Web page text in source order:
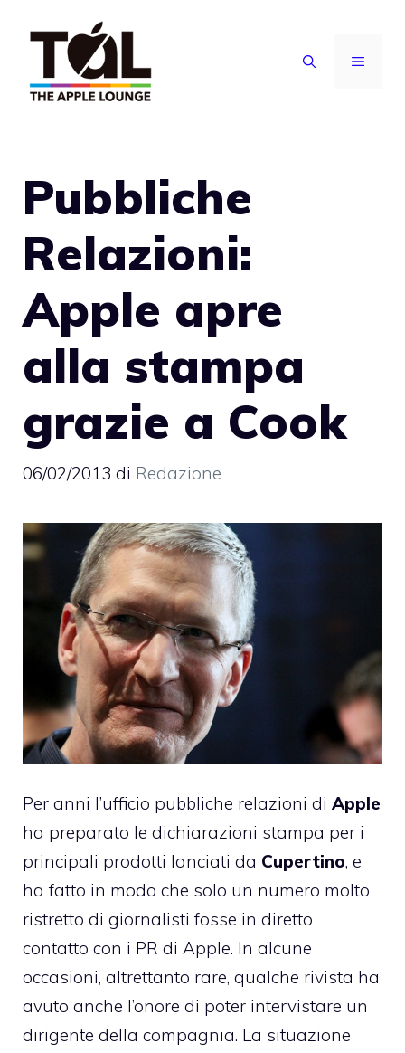
contenuto
MENU
Pubbliche
Relazioni:
Apple apre
alla stampa
grazie a Cook
06/02/2013 di Redazione
Per anni l’ufficio pubbliche relazioni di Apple
ha preparato le dichiarazioni stampa per i
principali prodotti lanciati da Cupertino, e
ha fatto in modo che solo un numero molto
ristretto di giornalisti fosse in diretto
contatto con i PR di Apple. In alcune
occasioni, altrettanto rare, qualche rivista ha
avuto anche l’onore di poter intervistare un
dirigente della compagnia. La situazione